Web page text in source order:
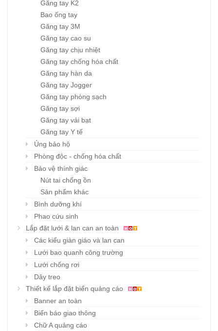
Găng tay K2
Bao ống tay
Găng tay 3M
Găng tay cao su
Găng tay chịu nhiệt
Găng tay chống hóa chất
Găng tay hàn da
Găng tay Jogger
Găng tay phòng sạch
Găng tay sợi
Găng tay vải bạt
Găng tay Y tế
Ủng bảo hộ
Phòng độc - chống hóa chất
Bảo vệ thính giác
Nút tai chống ồn
Sản phẩm khác
Bình dưỡng khí
Phao cứu sinh
Lắp đặt lưới & lan can an toàn
Các kiểu giàn giáo và lan can
Lưới bao quanh công trường
Lưới chống rơi
Dây treo
Thiết kế lắp đặt biển quảng cáo
Banner an toàn
Biển báo giao thông
Chữ A quảng cáo